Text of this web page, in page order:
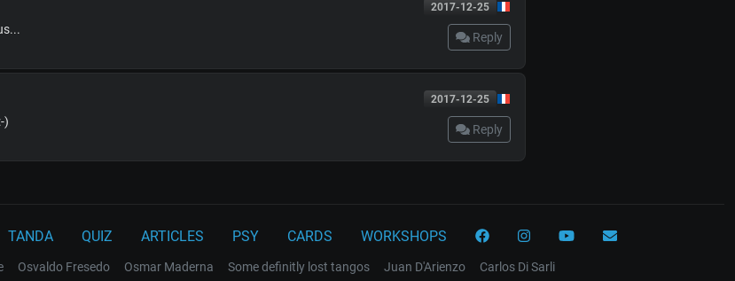
2017-12-25
Reply
2017-12-25
Reply
)
TANDA QUIZ ARTICLES PSY CARDS WORKSHOPS
Osvaldo Fresedo Osmar Maderna Some definitly lost tangos Juan D'Arienzo Carlos Di Sarli